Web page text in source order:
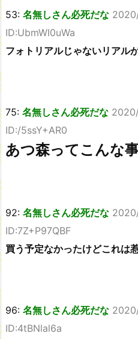
53: 名無しさん必死だな
ID:UbmWI0uWa
フォトリアルじゃないリアル
75: 名無しさん必死だな
ID:/5ssY+AR0
あつ森ってこんな
92: 名無しさん必死だな
ID:7Z+P97QBF
買う予定なかったけどこれは
96: 名無しさん必死だな
ID:4tBNlal6a